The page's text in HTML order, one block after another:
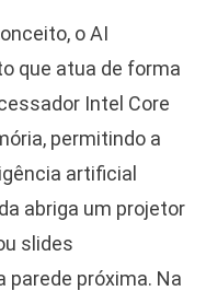
o AI
que atua de forma
Intel Core
permitindo a
artificial
abriga um projetor
slides
parede próxima. Na